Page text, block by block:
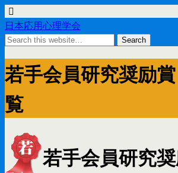
日本応用心理学会
若手会員研究奨励
覧
若手会員研究